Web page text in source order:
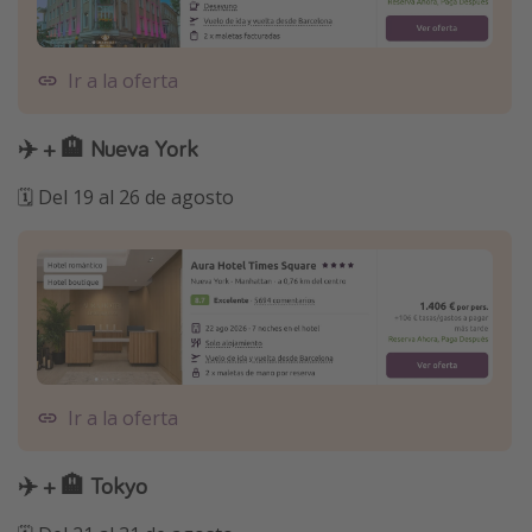
Ir a la oferta
✈️ + 🏨 Nueva York
🗓️ Del 19 al 26 de agosto
Ir a la oferta
✈️ + 🏨 Tokyo